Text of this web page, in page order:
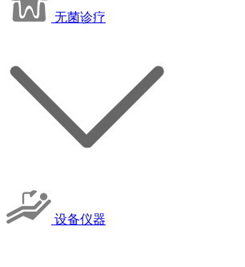
无菌诊疗
设备仪器